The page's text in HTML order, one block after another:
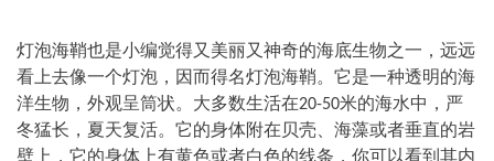
灯泡海鞘也是小编觉得又美丽又神奇的海底生物之一，远远
看上去像一个灯泡，因而得名灯泡海鞘。它是一种透明的海
洋生物，外观呈筒状。大多数生活在20-50米的海水中，严
冬猛长，夏天复活。它的身体附在贝壳、海藻或者垂直的岩
壁上，它的身体上有黄色或者白色的线条，你可以看到其内